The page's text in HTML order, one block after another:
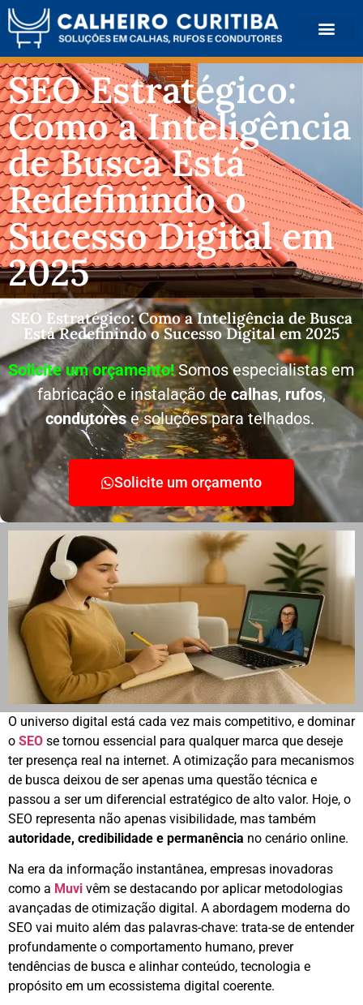
SEO Estratégico:
Como a Inteligência
de Busca Está
Redefinindo o
Sucesso Digital em
2025
SEO Estratégico: Como a Inteligência de Busca
Está Redefinindo o Sucesso Digital em 2025
Solicite um orçamento!Somos especialistas em
fabricação e instalação de calhas, rufos,
condutorese soluções para telhados.
Solicite um orçamento
O universo digital está cada vez mais competitivo, e dominar
o SEO se tornou essencial para qualquer marca que deseje
ter presença real na internet. A otimização para mecanismos
de busca deixou de ser apenas uma questão técnica e
passou a ser um diferencial estratégico de alto valor. Hoje, o
SEO representa não apenas visibilidade, mas também
autoridade, credibilidade e permanência no cenário online.
Na era da informação instantânea, empresas inovadoras
como a Muvi vêm se destacando por aplicar metodologias
avançadas de otimização digital. A abordagem moderna do
SEO vai muito além das palavras-chave: trata-se de entender
profundamente o comportamento humano, prever
tendências de busca e alinhar conteúdo, tecnologia e
propósito em um ecossistema digital coerente.